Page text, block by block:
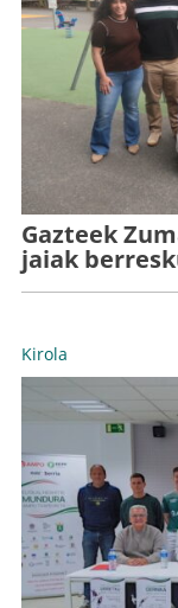
Gazteek
jaiak
Kirola